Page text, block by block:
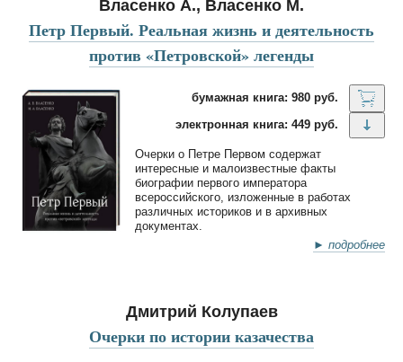
Власенко А., Власенко М.
Петр Первый. Реальная жизнь и деятельность
против «Петровской» легенды
бумажная книга: 980 руб.
электронная книга: 449 руб.
Очерки о Петре Первом содержат
интересные и малоизвестные факты
биографии первого императора
всероссийского, изложенные в работах
различных историков и в архивных
документах.
► подробнее
Дмитрий Колупаев
Очерки по истории казачества